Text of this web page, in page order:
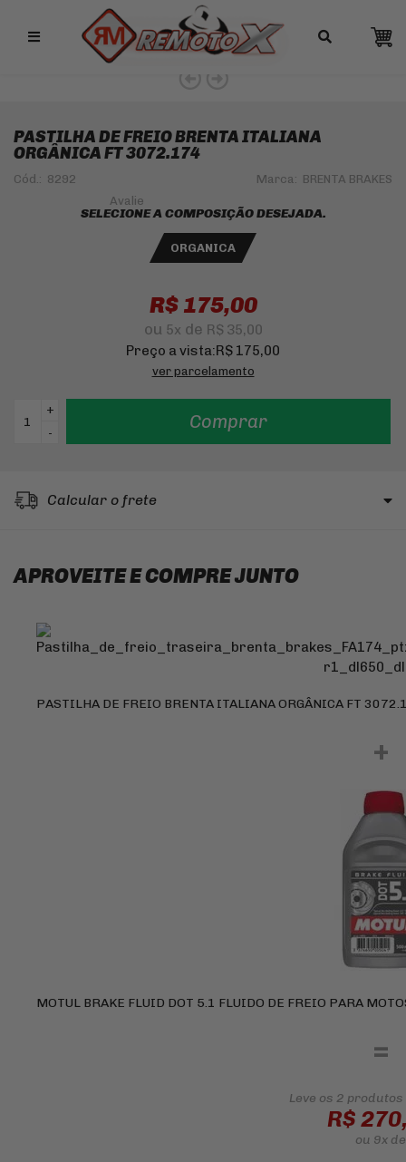
Remotox
10% OFF NO PIX
PASTILHA DE FREIO BRENTA ITALIANA
ORGÂNICA FT 3072.174
Cód.: 8292 Marca: BRENTA BRAKES
SELECIONE A COMPOSIÇÃO DESEJADA.
ORGANICA
R$ 175,00
ou 5x de R$ 35,00
Preço a vista:R$ 175,00
ver parcelamento
+
-
Comprar
Calcular o frete
APROVEITE E COMPRE JUNTO
PASTILHA DE FREIO BRENTA ITALIANA ORGÂNICA FT
+
MOTUL BRAKE FLUID DOT 5.1 FLUIDO DE FREIO PARA
=
Leve os 2 produtos
R$
ou 9x de